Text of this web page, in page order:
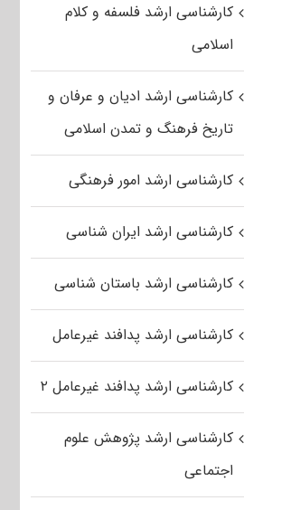
کارشناسی ارشد فلسفه و کلام
اسلامی
کارشناسی ارشد ادیان و عرفان و
تاریخ فرهنگ و تمدن اسلامی
کارشناسی ارشد امور فرهنگی
کارشناسی ارشد ایران شناسی
کارشناسی ارشد باستان شناسی
کارشناسی ارشد پدافند غیرعامل
کارشناسی ارشد پدافند غیرعامل ۲
کارشناسی ارشد پژوهش علوم
اجتماعی